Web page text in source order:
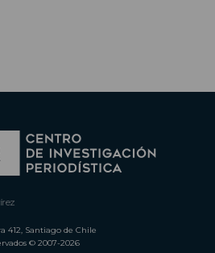
412, Santiago de Chile
© 2007-2026